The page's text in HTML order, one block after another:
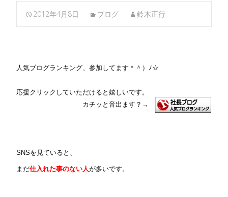
2012年4月8日 ブログ 鈴木正行
人気ブログランキング、参加してます＾＾）ﾉ☆
応援クリックしていただけると嬉しいです。
カチッと音出ます？ →
SNSを見ていると、
まだ仕入れた事のない人が多いです。